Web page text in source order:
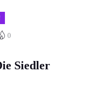
0
Siedler